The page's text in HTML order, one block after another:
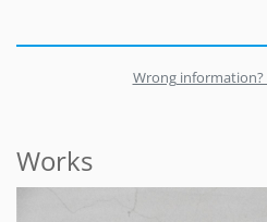
Wrong information?
Works